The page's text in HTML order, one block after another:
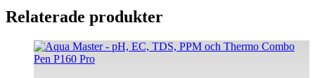
Relaterade produkter